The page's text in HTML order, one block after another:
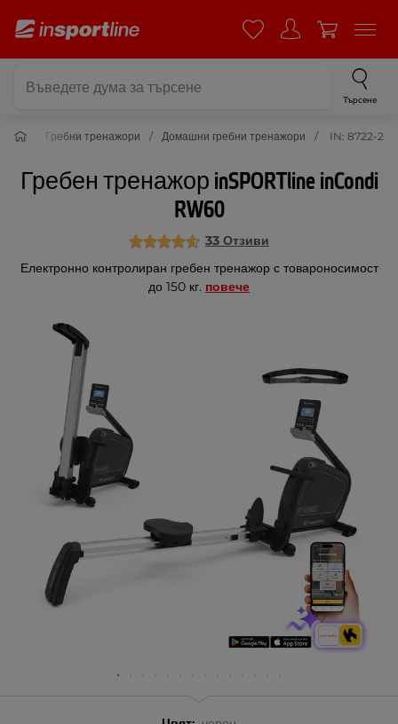
Търсене
Гребни тренажори Домашни гребни тренажори IN: 8722-2
Гребен тренажор inSPORTline inCondi
RW60
33 Отзиви
Електронно контролиран гребен тренажор с товароносимост
до 150 кг. повече